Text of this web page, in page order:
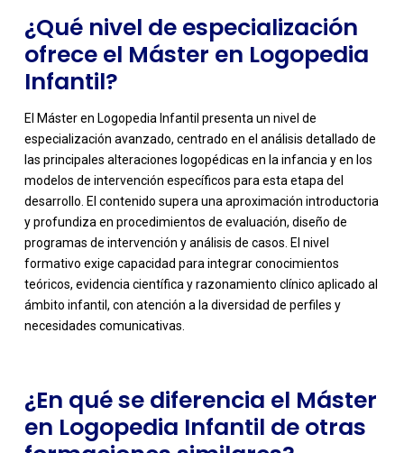
¿Qué nivel de especialización
ofrece el Máster en Logopedia
Infantil?
El Máster en Logopedia Infantil presenta un nivel de
especialización avanzado, centrado en el análisis detallado de
las principales alteraciones logopédicas en la infancia y en los
modelos de intervención específicos para esta etapa del
desarrollo. El contenido supera una aproximación introductoria
y profundiza en procedimientos de evaluación, diseño de
programas de intervención y análisis de casos. El nivel
formativo exige capacidad para integrar conocimientos
teóricos, evidencia científica y razonamiento clínico aplicado al
ámbito infantil, con atención a la diversidad de perfiles y
necesidades comunicativas.
-
¿En qué se diferencia el Máster
en Logopedia Infantil de otras